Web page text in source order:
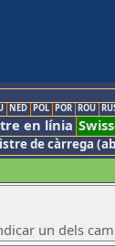
NED POL POR ROU
en línia
de càrrega
un dels